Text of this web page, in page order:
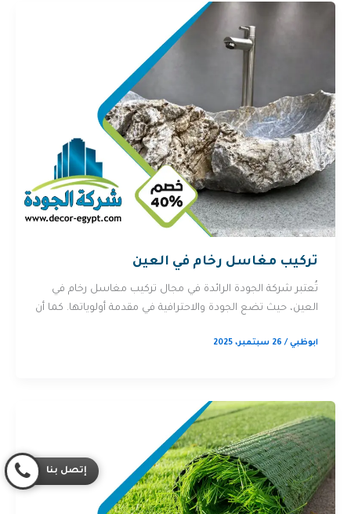
تركيب مغاسل رخام في العين
تُعتبر شركة الجودة الرائدة في مجال تركيب مغاسل رخام في
العين، حيث تضع الجودة والاحترافية في مقدمة أولوياتها. كما أن
ابوظبي/ 26 سبتمبر، 2025
إتصل بنا